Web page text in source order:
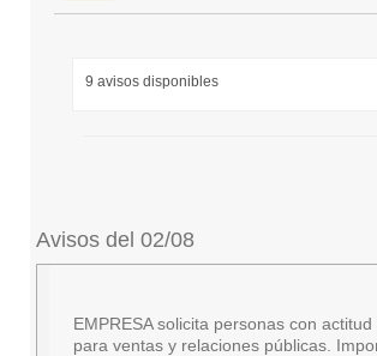
9 avisos disponibles
Avisos del 02/08
EMPRESA solicita personas con actitud
para ventas y relaciones públicas.